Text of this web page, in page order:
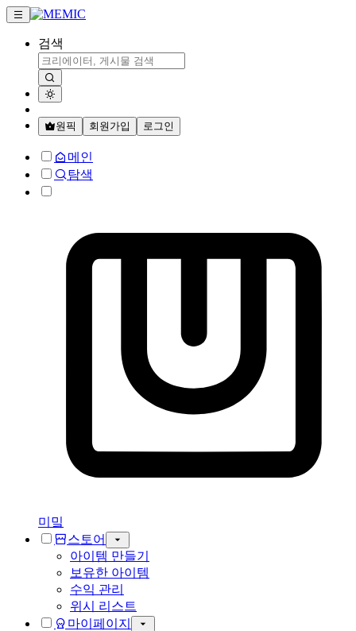
검색
원픽 회원가입 로그인
메인
탐색
미밐
스토어
아이템 만들기
보유한 아이템
수익 관리
위시 리스트
마이페이지